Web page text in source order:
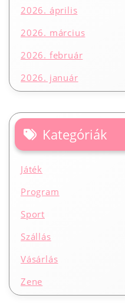
2026. április
2026. március
2026. február
2026. január
Kategóriák
Játék
Program
Sport
Szállás
Vásárlás
Zene